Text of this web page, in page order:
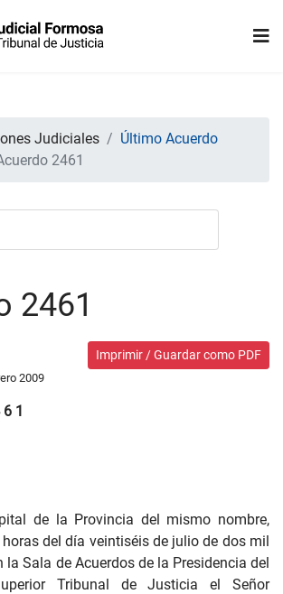
Judiciales
Último Acuerdo
2461
2461
Imprimir / Guardar como PDF
2009
1
de la Provincia del mismo nombre,
del día veintiséis de julio de dos mil
la Sala de Acuerdos de la Presidencia del
Tribunal de Justicia el Señor